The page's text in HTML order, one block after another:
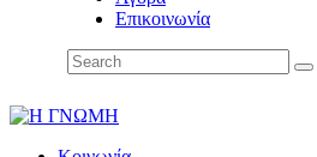
Επικοινωνία